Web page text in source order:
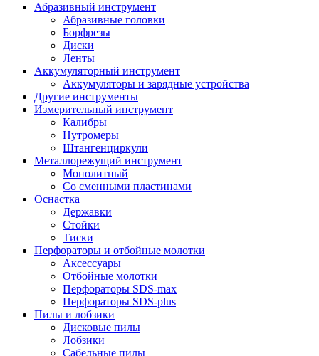
Абразивный инструмент
Абразивные головки
Борфрезы
Диски
Ленты
Аккумуляторный инструмент
Аккумуляторы и зарядные устройства
Другие инструменты
Измерительный инструмент
Калибры
Нутромеры
Штангенциркули
Металлорежущий инструмент
Монолитный
Со сменными пластинами
Оснастка
Державки
Стойки
Тиски
Перфораторы и отбойные молотки
Аксессуары
Отбойные молотки
Перфораторы SDS-max
Перфораторы SDS-plus
Пилы и лобзики
Дисковые пилы
Лобзики
Сабельные пилы